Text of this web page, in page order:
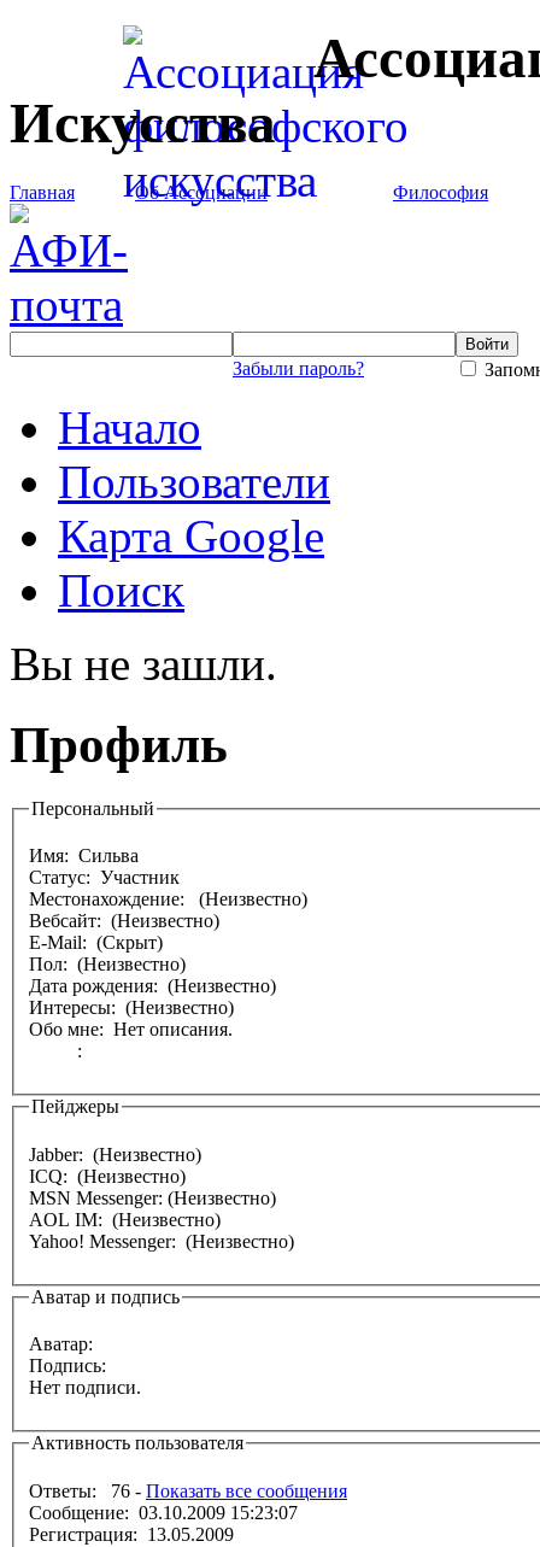
Искусства
Главная Об Ассоциации Философия
Забыли пароль?
Начало
Пользователи
Карта Google
Поиск
Вы не зашли.
Профиль
Персональный
Имя: Сильва
Статус: Участник
Местонахождение: (Неизвестно)
Вебсайт: (Неизвестно)
E-Mail: (Скрыт)
Пол: (Неизвестно)
Дата рождения: (Неизвестно)
Интересы: (Неизвестно)
Обо мне: Нет описания.
:
Пейджеры
Jabber: (Неизвестно)
ICQ: (Неизвестно)
MSN Messenger: (Неизвестно)
AOL IM: (Неизвестно)
Yahoo! Messenger: (Неизвестно)
Аватар и подпись
Аватар:
Подпись:
Нет подписи.
Активность пользователя
Ответы: 76 - Показать все сообщения
Сообщение: 03.10.2009 15:23:07
Регистрация: 13.05.2009